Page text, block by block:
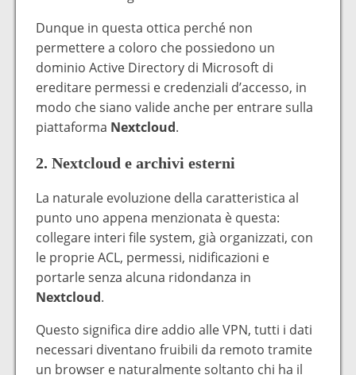
Dunque in questa ottica perché non
permettere a coloro che possiedono un
dominio Active Directory di Microsoft di
ereditare permessi e credenziali d’accesso, in
modo che siano valide anche per entrare sulla
piattaforma Nextcloud.
2. Nextcloud e archivi esterni
La naturale evoluzione della caratteristica al
punto uno appena menzionata è questa:
collegare interi file system, già organizzati, con
le proprie ACL, permessi, nidificazioni e
portarle senza alcuna ridondanza in
Nextcloud.
Questo significa dire addio alle VPN, tutti i dati
necessari diventano fruibili da remoto tramite
un browser e naturalmente soltanto chi ha il